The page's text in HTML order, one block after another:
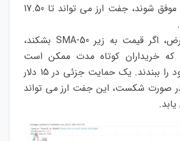
برسانند. اگر آنها موفق شوند، جفت ارز می تواند تا 17.50
بر خلاف این فرض، اگر قیمت به زیر 50-SMA بشکند،
خریداران کوتاه مدت ممکن است
موقعیت های خود را ببندند. یک حمایت جزئی در 15 دلار
در صورت شکست، این جفت ارز می تواند